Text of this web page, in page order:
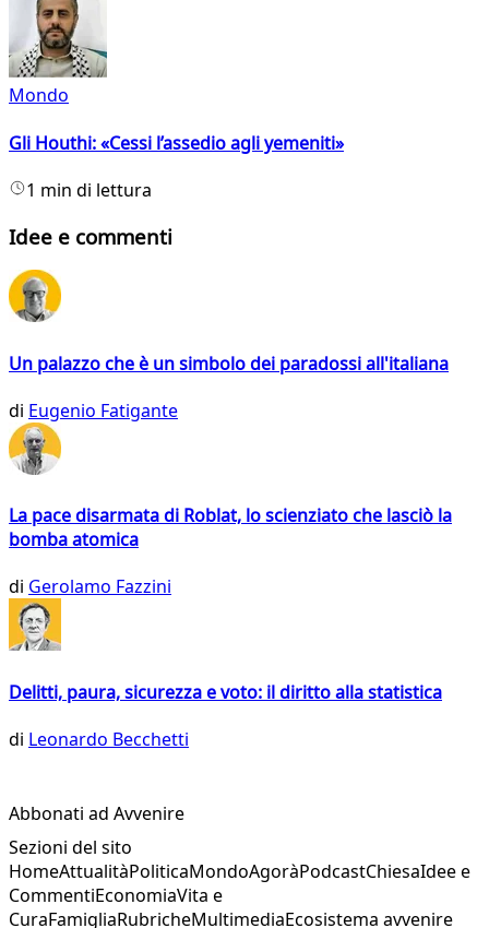
Mondo
Gli Houthi: «Cessi l’assedio agli yemeniti»
1 min di lettura
Idee e commenti
Un palazzo che è un simbolo dei paradossi all'italiana
di Eugenio Fatigante
La pace disarmata di Roblat, lo scienziato che lasciò la
bomba atomica
di Gerolamo Fazzini
Delitti, paura, sicurezza e voto: il diritto alla statistica
di Leonardo Becchetti
Abbonati ad Avvenire
Sezioni del sito
HomeAttualitàPoliticaMondoAgoràPodcastChiesaIdee e
CommentiEconomiaVita e
CuraFamigliaRubricheMultimediaEcosistema avvenire